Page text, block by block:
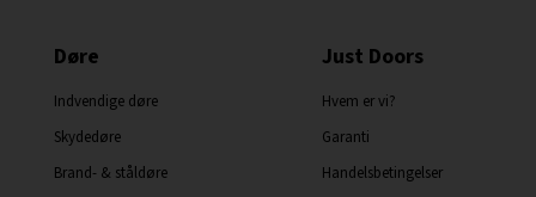
Døre
Indvendige døre
Skydedøre
Brand- & ståldøre
Just Doors
Hvem er vi?
Garanti
Handelsbetingelser